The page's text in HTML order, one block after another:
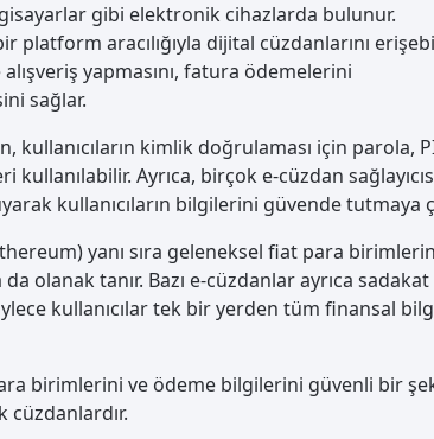
gibi elektronik cihazlarda bulunur.
platform aracılığıyla dijital cüzdanlarını
yapmasını, fatura ödemelerini
sağlar.
kimlik doğrulaması için parola,
Ayrıca, birçok e-cüzdan
kullanıcıların bilgilerini güvende tutmaya
yanı sıra geleneksel fiat para
olanak tanır. Bazı e-cüzdanlar ayrıca sadakat
kullanıcılar tek bir yerden tüm finansal
birimlerini ve ödeme bilgilerini güvenli bir